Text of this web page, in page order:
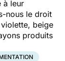
à leur
nous le droit
beige
produits